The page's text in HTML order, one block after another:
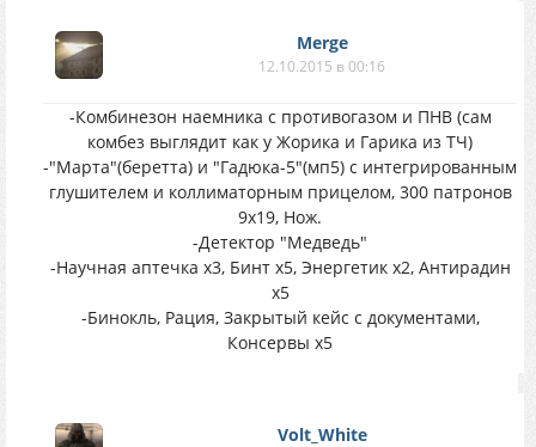
Merge
12.10.2015 в 00:16
-Комбинезон наемника с противогазом и ПНВ (сам
комбез выглядит как у Жорика и Гарика из ТЧ)
-"Марта"(беретта) и "Гадюка-5"(мп5) с интегрированным
глушителем и коллиматорным прицелом, 300 патронов
9х19, Нож.
-Детектор "Медведь"
-Научная аптечка х3, Бинт х5, Энергетик х2, Антирадин
х5
-Бинокль, Рация, Закрытый кейс с документами,
Консервы х5
Volt_White